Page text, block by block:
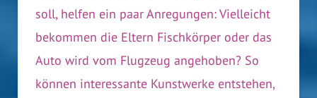
soll, helfen ein paar Anregungen: Vielleicht
bekommen die Eltern Fischkörper oder das
Auto wird vom Flugzeug angehoben? So
können interessante Kunstwerke entstehen,